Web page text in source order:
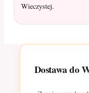
Wieczystej.
Dostawa do